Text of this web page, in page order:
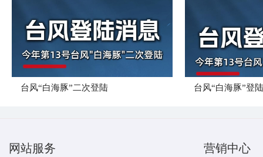
台风“白海豚”二次登陆 台风“白海豚”登
网站服务 营销中心